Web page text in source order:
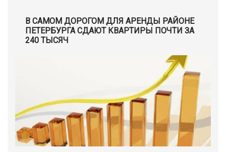
В САМОМ ДОРОГОМ ДЛЯ АРЕНДЫ РАЙОНЕ
ПЕТЕРБУРГА СДАЮТ КВАРТИРЫ ПОЧТИ ЗА
240 ТЫСЯЧ